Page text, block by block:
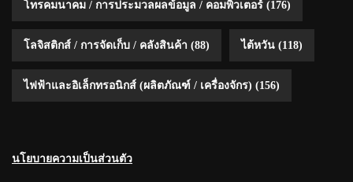
โทรคมนาคม / การประมวลผลข้อมูล / คอมพิวเตอร์ (176)
โลจิสติกส์ / การจัดเก็บ / คลังสินค้า (88) ไต้หวัน (118)
ไฟฟ้าและอิเล็กทรอนิกส์ (ผลิตภัณฑ์ / เครื่องจักร) (156)
นโยบายความเป็นส่วนตัว